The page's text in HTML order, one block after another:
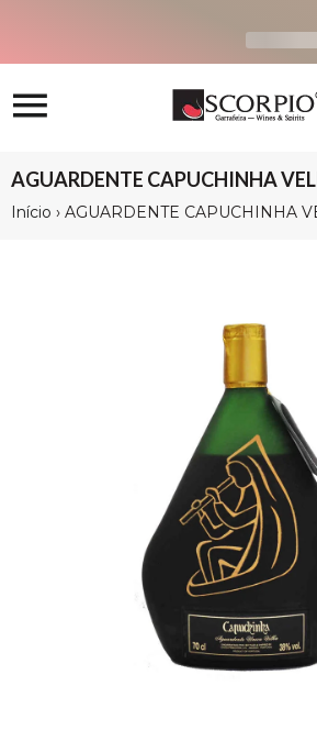
AGUARDENTE CAPUCHINHA
Início › AGUARDENTE CAPUCHINHA